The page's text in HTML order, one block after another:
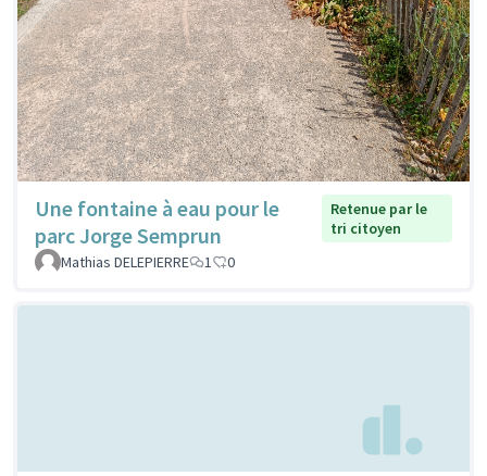
Une fontaine à eau pour le
parc Jorge Semprun
Retenue par le
tri citoyen
Mathias DELEPIERRE
1 0